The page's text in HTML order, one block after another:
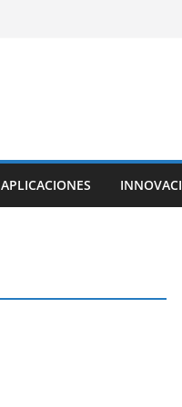
APLICACIONES